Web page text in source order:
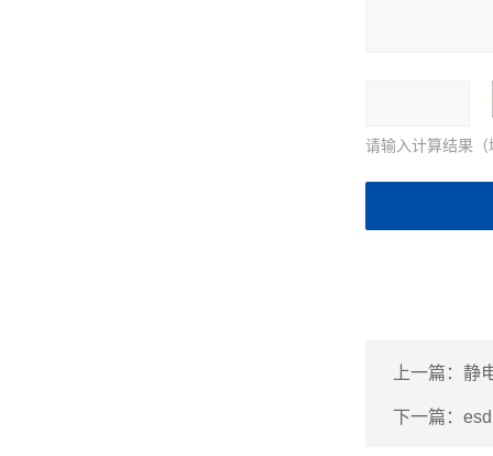
请输入计算结果
上一篇： 静
下一篇：